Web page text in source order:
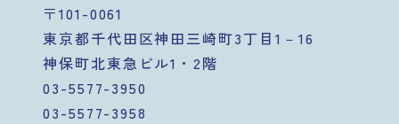
〒101-0061
東京都千代田区神田三崎町3丁目1－16
神保町北東急ビル1・2階
03-5577-3950
03-5577-3958